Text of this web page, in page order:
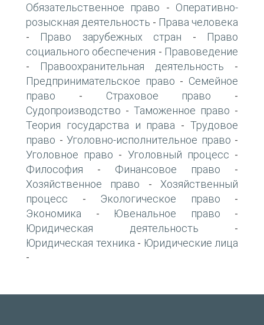
Обязательственное право - Оперативно-
розыскная деятельность - Права человека
- Право зарубежных стран -
Право
социального обеспечения - Правоведение
- Правоохранительная деятельность -
Предпринимательское право - Семейное
право - Страховое право -
Судопроизводство - Таможенное право -
Теория государства и права -Трудовое
право - Уголовно-исполнительное право -
Уголовное право - Уголовный процесс -
Философия - Финансовое право -
Хозяйственное право - Хозяйственный
процесс - Экологическое право -
Экономика - Ювенальное право -
Юридическая деятельность -
Юридическая техника - Юридические лица
-